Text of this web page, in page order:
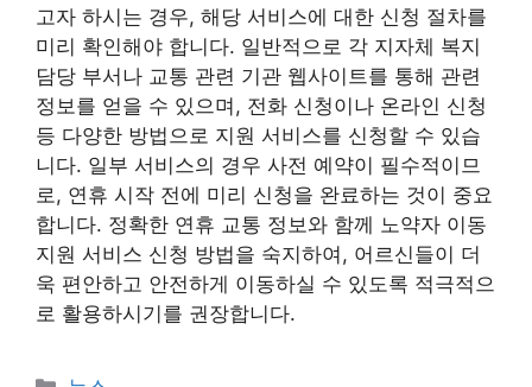
고자 하시는 경우, 해당 서비스에 대한 신청 절차를
미리 확인해야 합니다. 일반적으로 각 지자체 복지
담당 부서나 교통 관련 기관 웹사이트를 통해 관련
정보를 얻을 수 있으며, 전화 신청이나 온라인 신청
등 다양한 방법으로 지원 서비스를 신청할 수 있습
니다. 일부 서비스의 경우 사전 예약이 필수적이므
로, 연휴 시작 전에 미리 신청을 완료하는 것이 중요
합니다. 정확한 연휴 교통 정보와 함께 노약자 이동
지원 서비스 신청 방법을 숙지하여, 어르신들이 더
욱 편안하고 안전하게 이동하실 수 있도록 적극적으
로 활용하시기를 권장합니다.
카